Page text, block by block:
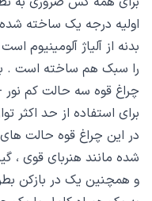
اولیه درجه یک ساخته
بدنه از آلیاژ آلومینیوم
را سبک هم ساخته است .
چراغ قوه سه حالت کم
برای استفاده از حد اکثر
در این چراغ قوه حالت
شده مانند هنربای قوی ،
و همچنین یک در بازکن